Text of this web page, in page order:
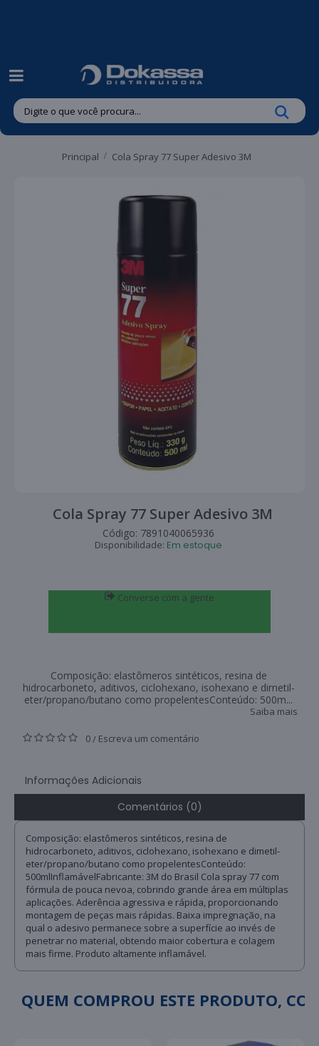
Principal Cola Spray 77 Super Adesivo 3M
Cola Spray 77 Super Adesivo 3M
Código: 7891040065936
Disponibilidade: Em estoque
Converse com a gente
Composição: elastômeros sintéticos, resina de
hidrocarboneto, aditivos, ciclohexano, isohexano e dimetil-
eter/propano/butano como propelentesConteúdo: 500m...
Saiba mais
0 / Escreva um comentário
Informações Adicionais
Comentários (0)
Composição: elastômeros sintéticos, resina de
hidrocarboneto, aditivos, ciclohexano, isohexano e dimetil-
eter/propano/butano como propelentesConteúdo:
500mlInflamávelFabricante: 3M do Brasil Cola spray 77 com
fórmula de pouca nevoa, cobrindo grande área em múltiplas
aplicações. Aderência agressiva e rápida, proporcionando
montagem de peças mais rápidas. Baixa impregnação, na
qual o adesivo permanece sobre a superfície ao invés de
penetrar no material, obtendo maior cobertura e colagem
mais firme. Produto altamente inflamável.
QUEM COMPROU ESTE PRODUTO,